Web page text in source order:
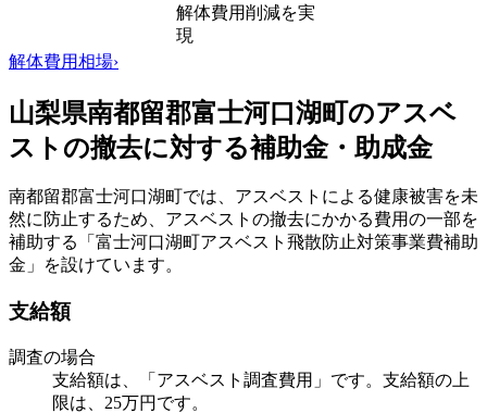
解体費用削減を実
現
解体費用相場›
山梨県南都留郡富士河口湖町のアスベ
ストの撤去に対する補助金・助成金
南都留郡富士河口湖町では、アスベストによる健康被害を未
然に防止するため、アスベストの撤去にかかる費用の一部を
補助する「富士河口湖町アスベスト飛散防止対策事業費補助
金」を設けています。
支給額
調査の場合
支給額は、「アスベスト調査費用」です。支給額の上
限は、25万円です。